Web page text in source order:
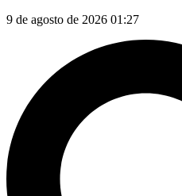
9 de agosto de 2026 01:27